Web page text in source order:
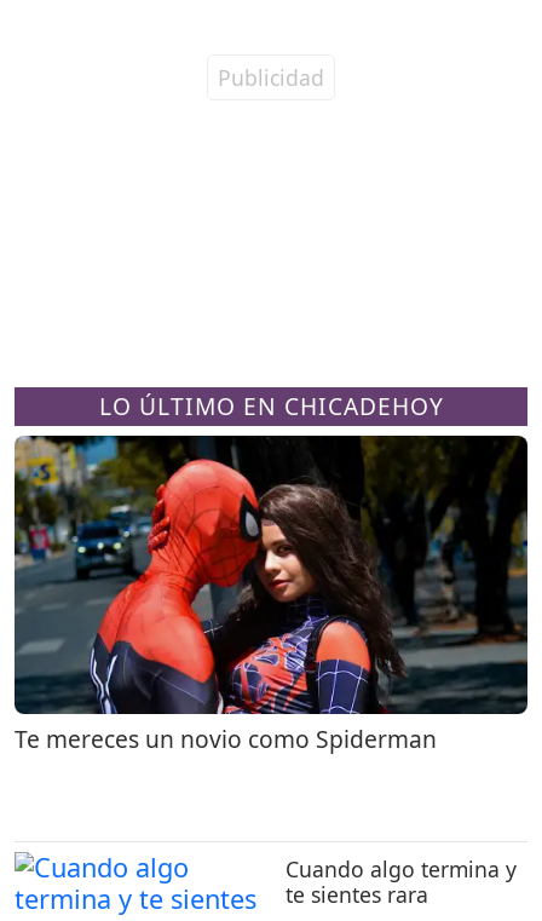
LO ÚLTIMO EN CHICADEHOY
Te mereces un novio como Spiderman
Cuando algo termina y
te sientes rara